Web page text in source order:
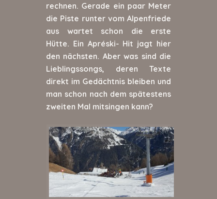
rechnen. Gerade ein paar Meter
die Piste runter vom Alpenfriede
aus wartet schon die erste
Hütte. Ein Apréski- Hit jagt hier
den nächsten. Aber was sind die
Lieblingssongs, deren Texte
direkt im Gedächtnis bleiben und
man schon nach dem spätestens
zweiten Mal mitsingen kann?